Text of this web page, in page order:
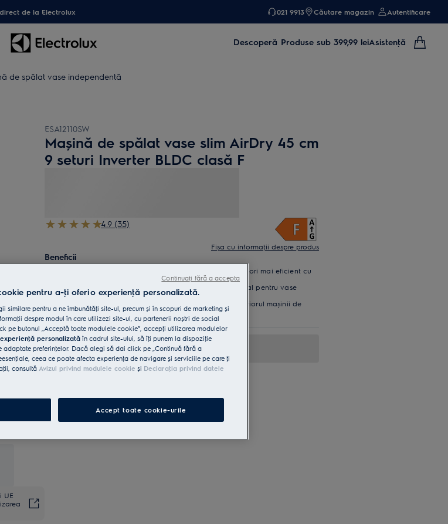
de la Electrolux 021 9913 Căutare magazin Autentificare
Descoperă Produse sub 399,99 leiAsistenţă
de spălat vase independentă
UE
ESA12110SW
Mașină de spălat vase slim AirDry 45 cm
9 seturi Inverter BLDC clasă F
4.9 (35)
Fișa cu informaţii despre produs
Beneficii
Mașina de spălat AirDry 300 usucă vasele de până la trei ori mai eficient cu
Tehnologia inteligentă AirDry folosește fluxul de aer natural pentru vase
perfect uscate.
Braţele pulverizatoare duale distribuie uniform apa în interiorul mașinii de
spălat vase.
pentru a-ţi oferi o experienţă personalizată.
similare pentru a ne îmbunătăţi site-ul, precum și în scopuri de marketing și
despre modul în care utilizezi site-ul, cu partenerii noștri de social
pe butonul „Acceptă toate modulele cookie”, accepţi utilizarea modulelor
experienţă personalizată în cadrul site-ului, să îţi punem la dispoziţie
adaptate preferinţelor. Dacă alegi să dai click pe „Continuă fără a
ceea ce poate afecta experienţa de navigare și serviciile pe care ţi
consultă Avizul privind modulele cookie și Declaraţia privind datele
Accept toate cookie-urile
Continuați fără a accepta